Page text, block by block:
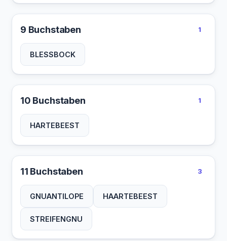
9 Buchstaben 1
BLESSBOCK
10 Buchstaben 1
HARTEBEEST
11 Buchstaben 3
GNUANTILOPE HAARTEBEEST
STREIFENGNU